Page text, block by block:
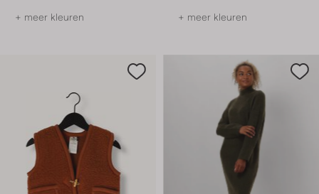
+ meer kleuren + meer kleuren